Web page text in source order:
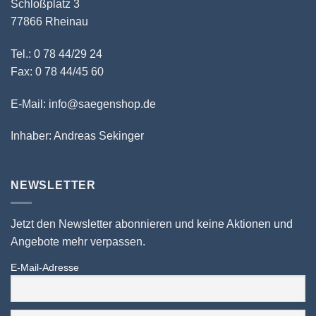
Schloßplatz 3
77866 Rheinau
Tel.: 0 78 44/29 24
Fax: 0 78 44/45 60
E-Mail: info@saegenshop.de
Inhaber: Andreas Sekinger
NEWSLETTER
Jetzt den Newsletter abonnieren und keine Aktionen und
Angebote mehr verpassen.
E-Mail-Adresse